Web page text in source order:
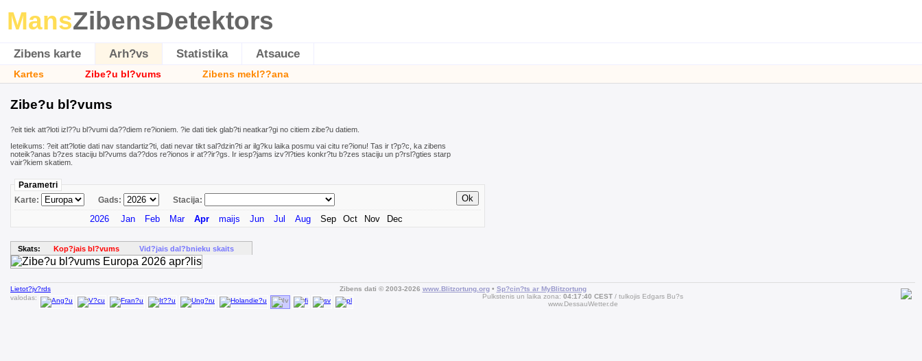
MansZibensDetektors
Zibens karte Arh?vs Statistika Atsauce
Kartes Zibe?u bl?vums Zibens mekl??ana
Zibe?u bl?vums
?eit tiek att?loti izl??u bl?vumi da??diem re?ioniem. ?ie dati tiek glab?ti neatkar?gi no citiem zibe?u datiem.
Ieteikums: ?eit att?lotie dati nav standartiz?ti, dati nevar tikt sal?dzin?ti ar ilg?ku laika posmu vai citu re?ionu! Tas ir t?p?c, ka zibens
noteik?anas b?zes staciju bl?vums da??dos re?ionos ir at??ir?gs. Ir iesp?jams izv?l?ties konkr?tu b?zes staciju un p?rsl?gties starp
vair?kiem skatiem.
Parametri
Karte:
Gads: Stacija:
2026 Jan Feb Mar Apr maijs Jun Jul Aug Sep Oct Nov Dec
Skats: Kop?jais bl?vums Vid?jais dal?bnieku skaits
Lietot?jv?rds
valodas:
Zibens dati © 2003-2026 www.Blitzortung.org• Sp?cin?ts ar MyBlitzortung
Pulkstenis un laika zona: 04:17:40 CEST
tulkojis Edgars Bu?s
www.DessauWetter.de